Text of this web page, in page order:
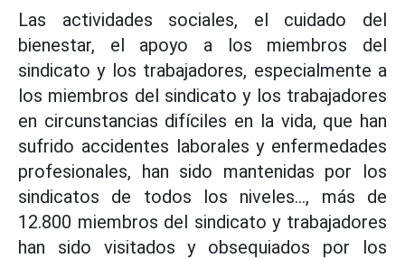
Las actividades sociales, el cuidado del
bienestar, el apoyo a los miembros del
sindicato y los trabajadores, especialmente a
los miembros del sindicato y los trabajadores
en circunstancias difíciles en la vida, que han
sufrido accidentes laborales y enfermedades
profesionales, han sido mantenidas por los
sindicatos de todos los niveles..., más de
12.800 miembros del sindicato y trabajadores
han sido visitados y obsequiados por los